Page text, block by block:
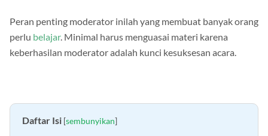
Peran penting moderator inilah yang membuat banyak orang
perlu belajar. Minimal harus menguasai materi karena
keberhasilan moderator adalah kunci kesuksesan acara.
Daftar Isi [sembunyikan]